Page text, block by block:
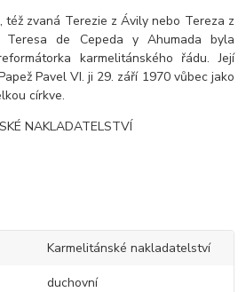
, též zvaná Terezie z Ávily nebo Tereza z
Teresa de Cepeda y Ahumada byla
karmelitánského řádu. Její
Pavel VI. ji 29. září 1970 vůbec jako
církve.
NAKLADATELSTVÍ
Karmelitánské nakladatelství
duchovní